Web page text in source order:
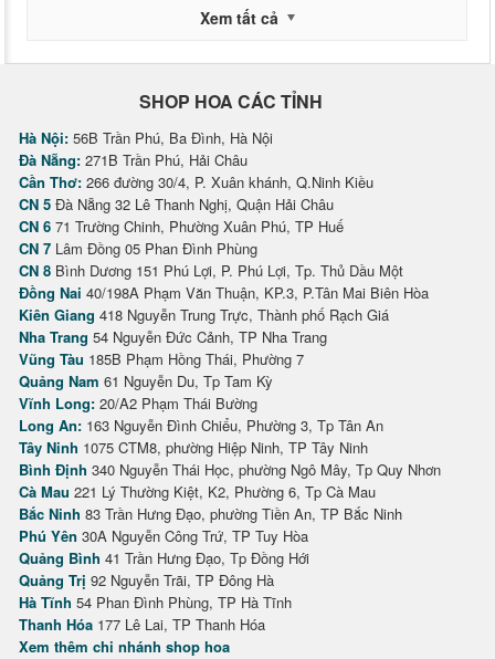
Xem tất cả
SHOP HOA CÁC TỈNH
Hà Nội: 56B Trần Phú, Ba Đình, Hà Nội
Đà Nẵng: 271B Trần Phú, Hải Châu
Cần Thơ: 266 đường 30/4, P. Xuân khánh, Q.Ninh Kiều
CN 5 Đà Nẵng 32 Lê Thanh Nghị, Quận Hải Châu
CN 6 71 Trường Chinh, Phường Xuân Phú, TP Huế
CN 7 Lâm Đồng 05 Phan Đình Phùng
CN 8 Bình Dương 151 Phú Lợi, P. Phú Lợi, Tp. Thủ Dầu Một
Đồng Nai 40/198A Phạm Văn Thuận, KP.3, P.Tân Mai Biên Hòa
Kiên Giang 418 Nguyễn Trung Trực, Thành phố Rạch Giá
Nha Trang 54 Nguyễn Đức Cảnh, TP Nha Trang
Vũng Tàu 185B Phạm Hồng Thái, Phường 7
Quảng Nam 61 Nguyễn Du, Tp Tam Kỳ
Vĩnh Long: 20/A2 Phạm Thái Bường
Long An: 163 Nguyễn Đình Chiểu, Phường 3, Tp Tân An
Tây Ninh 1075 CTM8, phường Hiệp Ninh, TP Tây Ninh
Bình Định 340 Nguyễn Thái Học, phường Ngô Mây, Tp Quy Nhơn
Cà Mau 221 Lý Thường Kiệt, K2, Phường 6, Tp Cà Mau
Bắc Ninh 83 Trần Hưng Đạo, phường Tiền An, TP Bắc Ninh
Phú Yên 30A Nguyễn Công Trứ, TP Tuy Hòa
Quảng Bình 41 Trần Hưng Đạo, Tp Đồng Hới
Quảng Trị 92 Nguyễn Trãi, TP Đông Hà
Hà Tĩnh 54 Phan Đình Phùng, TP Hà Tĩnh
Thanh Hóa 177 Lê Lai, TP Thanh Hóa
Xem thêm chi nhánh shop hoa